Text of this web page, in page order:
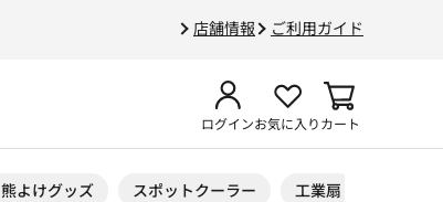
店舗情報 ご利用ガイド
ログインお気に入りカート
熊よけグッズ スポットクーラー 工業扇